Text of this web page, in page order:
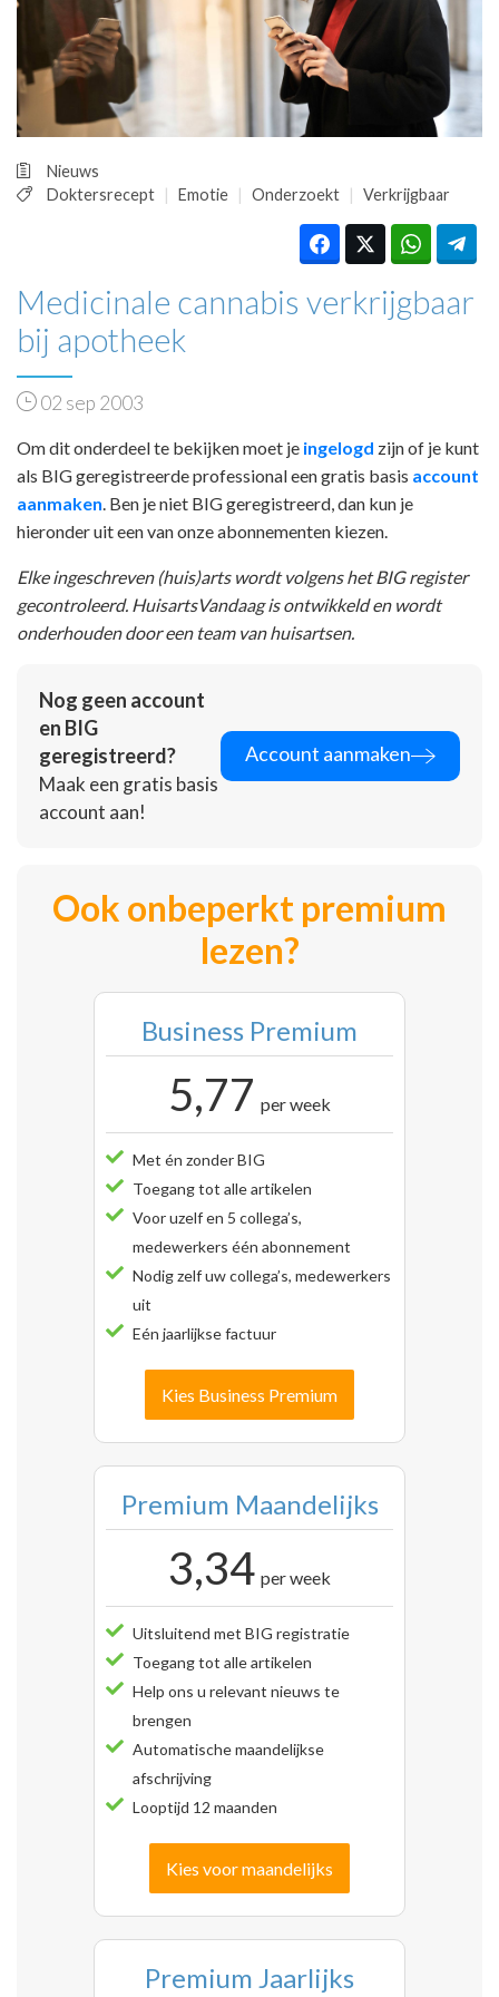
PRAKTIJKZAKEN
TARIEVEN
VPHUISARTSEN
MEDISCHE VAKHANDEL
REGISTRATIE
Nieuws
Doktersrecept
Emotie Onderzoekt Verkrijgbaar
Medicinale cannabis verkrijgbaar
bij apotheek
02 sep 2003
Om dit onderdeel te bekijken moet je ingelogd zijn of je kunt
als BIG geregistreerde professional een gratis basis account
aanmaken . Ben je niet BIG geregistreerd, dan kun je
hieronder uit een van onze abonnementen kiezen.
Elke ingeschreven (huis)arts wordt volgens het BIG register
gecontroleerd. HuisartsVandaag is ontwikkeld en wordt
onderhouden door een team van huisartsen.
Nog geen account
en BIG
geregistreerd?
Maak een gratis basis
account aan!
Account aanmaken
Ook onbeperkt premium
lezen?
Business Premium
5,77 per week
Met én zonder BIG
Toegang tot alle artikelen
Voor uzelf en 5 collega’s,
medewerkers één abonnement
Nodig zelf uw collega’s, medewerkers
uit
Eén jaarlijkse factuur
Kies Business Premium
Premium Maandelijks
3,34 per week
Uitsluitend met BIG registratie
Toegang tot alle artikelen
Help ons u relevant nieuws te
brengen
Automatische maandelijkse
afschrijving
Looptijd 12 maanden
Kies voor maandelijks
Premium Jaarlijks